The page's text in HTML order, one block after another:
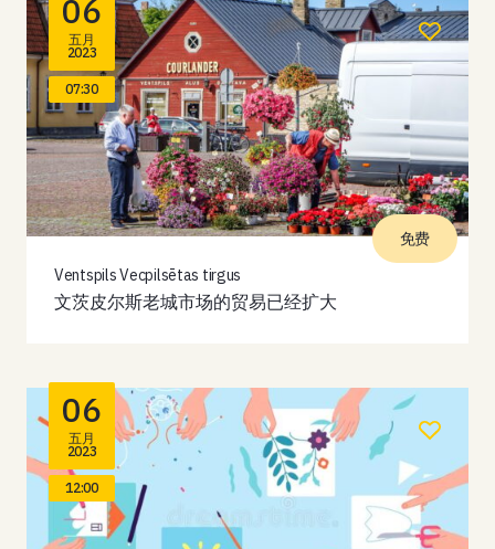
06
五月
2023
07:30
Ventspils Vecpilsētas tirgus
文茨皮尔斯老城市场的贸易已经扩大
免费
06
五月
2023
12:00